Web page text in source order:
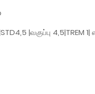
|வகுப்பு 4,5|TREM